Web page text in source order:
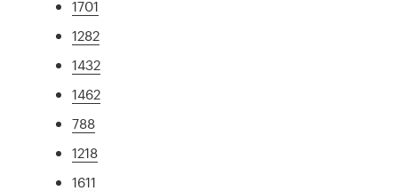
1701
1282
1432
1462
788
1218
1611